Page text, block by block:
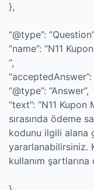
},
“@type”:
“name”: “N11
“,
“@type”: “Answer”,
“text”: “N11
sırasında ödeme
kodunu ilgili alana
yararlanabilirsiniz.
kullanım